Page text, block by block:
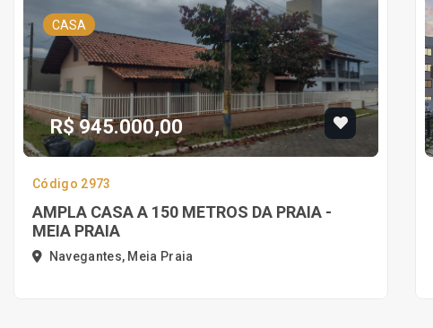
CASA
R$ 945.000,00
Código 2973
AMPLA CASA A 150 METROS DA PRAIA -
MEIA PRAIA
Navegantes, Meia Praia